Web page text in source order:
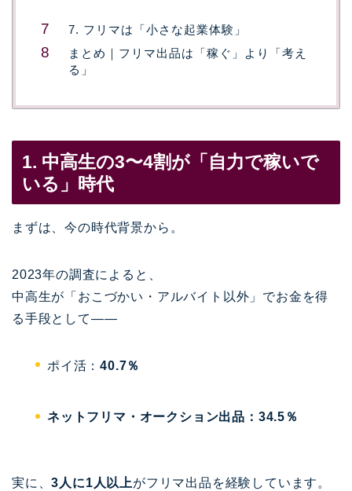
7. フリマは「小さな起業体験」
まとめ｜フリマ出品は「稼ぐ」より「考え
る」
1. 中高生の3〜4割が「自力で稼いで
いる」時代
まずは、今の時代背景から。
2023年の調査によると、
中高生が「おこづかい・アルバイト以外」でお金を得
る手段として——
ポイ活：40.7％
ネットフリマ・オークション出品：34.5％
実に、3人に1人以上がフリマ出品を経験しています。